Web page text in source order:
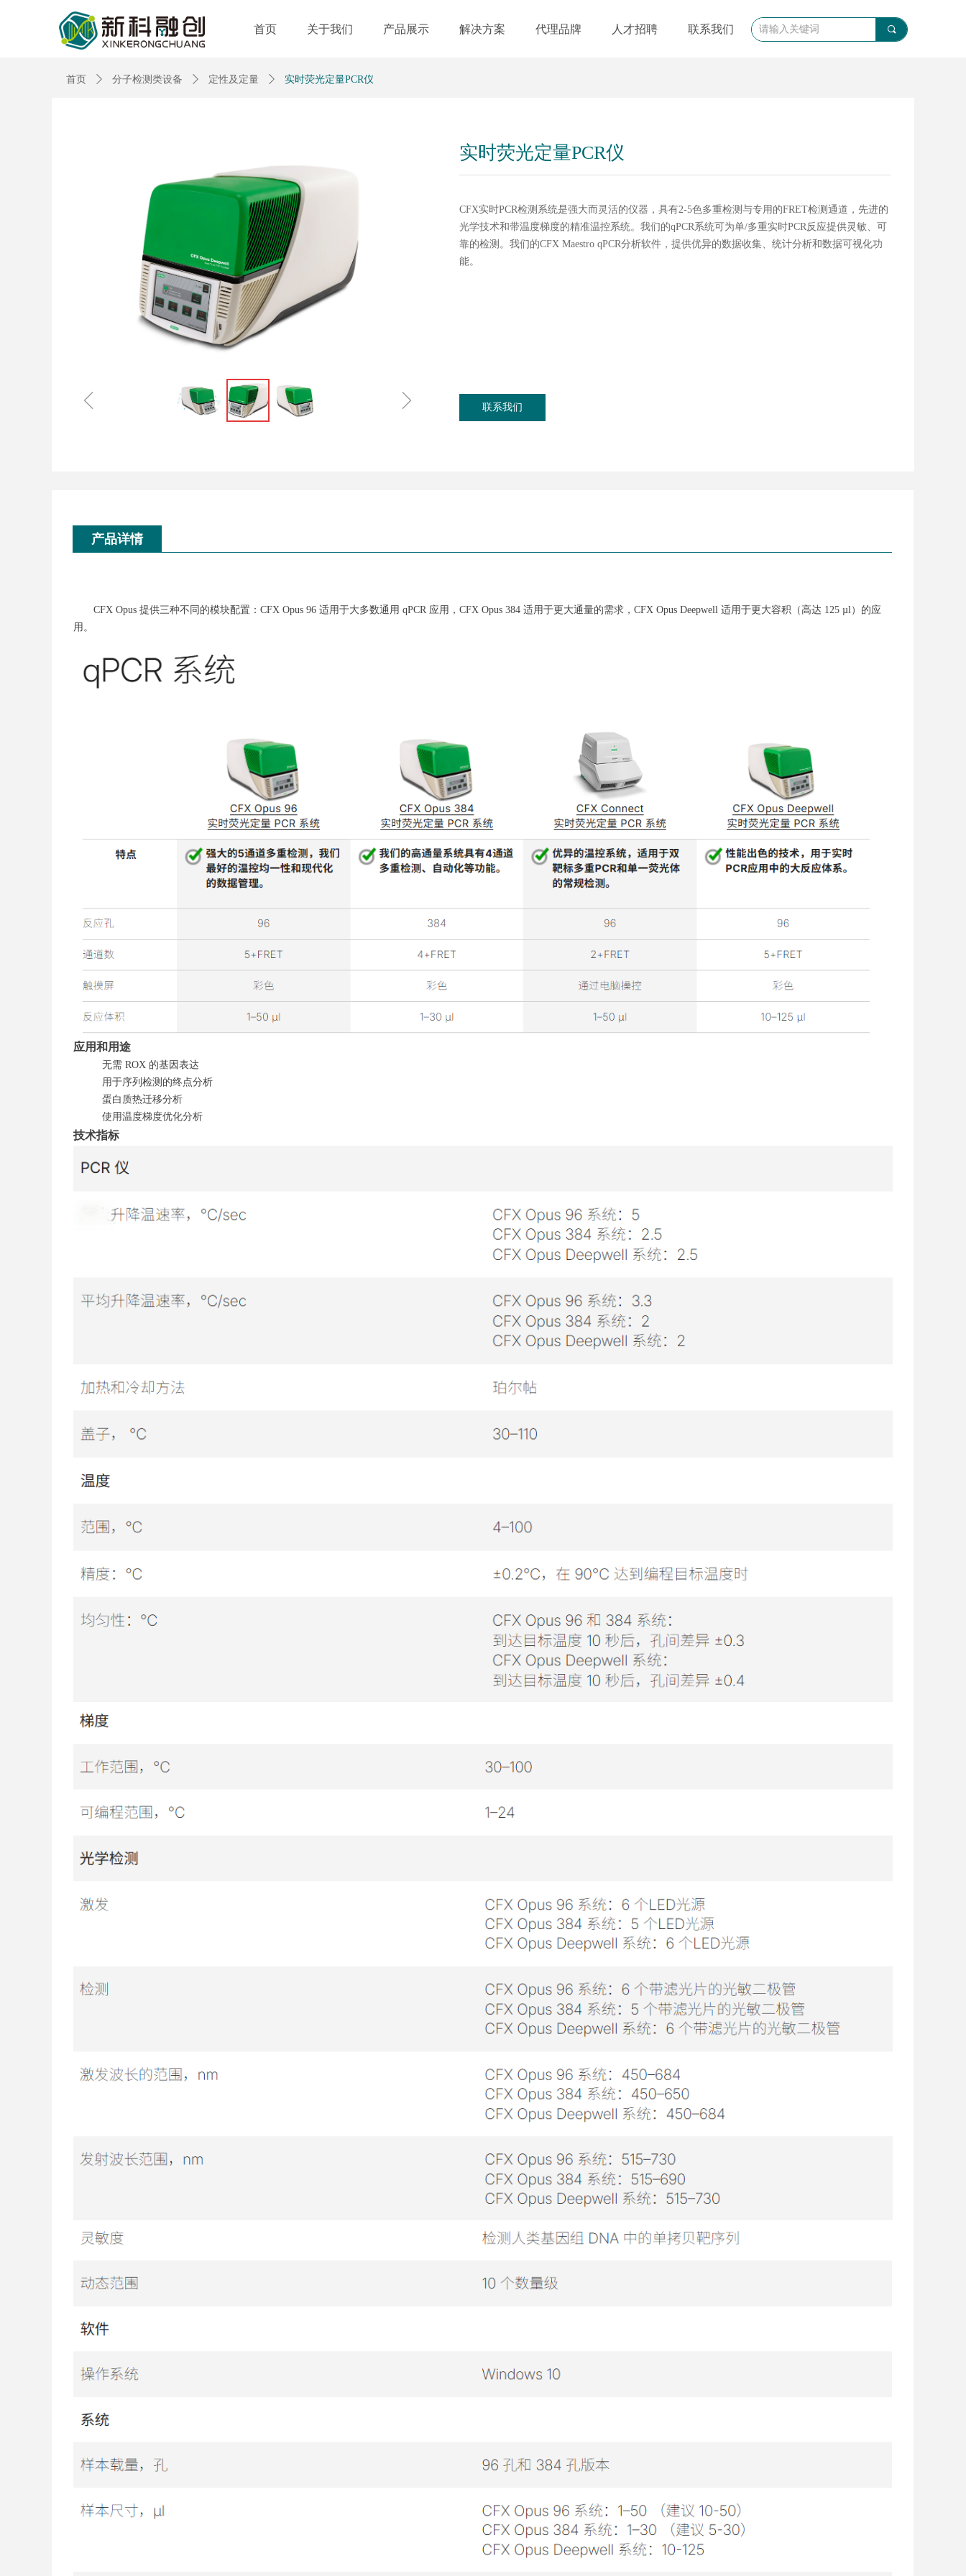
首页 关于我们 产品展示 解决方案 代理品牌 人才招聘 联系我们 끠
首页 ꄲ 分子检测类设备 ꄲ 定性及定量 ꄲ 实时荧光定量PCR仪
ꁆ ꁇ
实时荧光定量PCR仪
CFX实时PCR检测系统是强大而灵活的仪器，具有2-5色多重检测与专用的FRET检测通道，先进的
光学技术和带温度梯度的精准温控系统。我们的qPCR系统可为单/多重实时PCR反应提供灵敏、可
靠的检测。我们的CFX Maestro qPCR分析软件，提供优异的数据收集、统计分析和数据可视化功
能。
联系我们
产品详情
CFX Opus 提供三种不同的模块配置：CFX Opus 96 适用于大多数通用 qPCR 应用，CFX Opus 384 适用于更大通量的需求，CFX Opus Deepwell 适用于更大容积（高达 125 µl）的应
用。
应用和用途
无需 ROX 的基因表达
用于序列检测的终点分析
蛋白质热迁移分析
使用温度梯度优化分析
技术指标